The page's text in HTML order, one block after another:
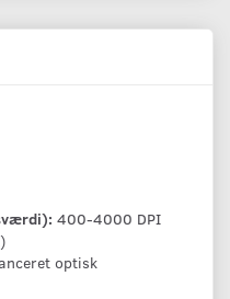
400-4000 DPI
optisk